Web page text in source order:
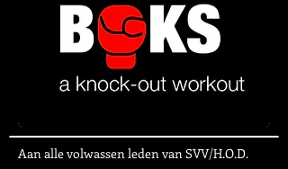
Aan alle volwassen leden van SVV/H.O.D.